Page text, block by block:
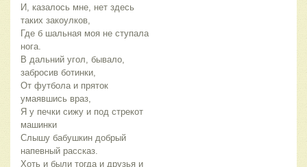
И, казалось мне, нет здесь
таких закоулков,
Где б шальная моя не ступала
нога.
В дальний угол, бывало,
забросив ботинки,
От футбола и пряток
умаявшись враз,
Я у печки сижу и под стрекот
машинки
Слышу бабушкин добрый
напевный рассказ.
Хоть и были тогда и друзья и